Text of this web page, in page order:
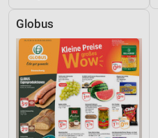
Globus